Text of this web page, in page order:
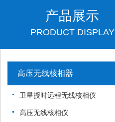
产品展示
PRODUCT DISPLAY
高压无线核相器
卫星授时远程无线核相仪
高压无线核相仪